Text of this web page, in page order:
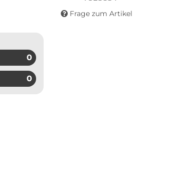
Frage zum Artikel
0
0